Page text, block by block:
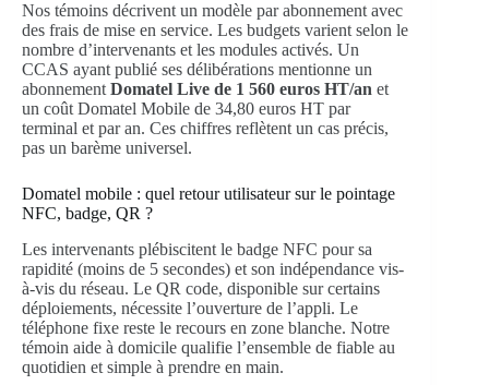
Nos témoins décrivent un modèle par abonnement avec
des frais de mise en service. Les budgets varient selon le
nombre d’intervenants et les modules activés. Un
CCAS ayant publié ses délibérations mentionne un
abonnement Domatel Live de 1 560 euros HT/an et
un coût Domatel Mobile de 34,80 euros HT par
terminal et par an. Ces chiffres reflètent un cas précis,
pas un barème universel.
Domatel mobile : quel retour utilisateur sur le pointage
NFC, badge, QR ?
Les intervenants plébiscitent le badge NFC pour sa
rapidité (moins de 5 secondes) et son indépendance vis-
à-vis du réseau. Le QR code, disponible sur certains
déploiements, nécessite l’ouverture de l’appli. Le
téléphone fixe reste le recours en zone blanche. Notre
témoin aide à domicile qualifie l’ensemble de fiable au
quotidien et simple à prendre en main.